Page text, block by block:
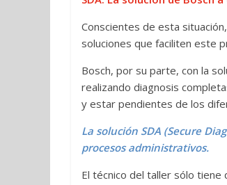
Conscientes de esta
soluciones que faciliten este
Bosch, por su parte, con la
realizando diagnosis
y estar pendientes de los
La solución SDA (Secure
procesos administrativos.
El técnico del taller sólo tiene